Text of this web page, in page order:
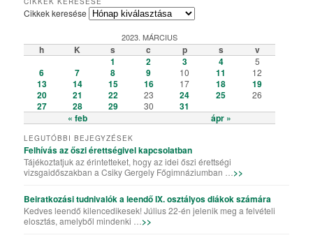
Cikkek keresése
2023. MÁRCIUS
h K s c p s v
« feb ápr »
1 2 3 4 5
6 7 8 9 10 11 12
13 14 15 16 17 18
19
20
21 22 23 24 25 26
27 28 29 30 31
LEGUTÓBBI BEJEGYZÉSEK
Felhívás az őszi érettségivel kapcsolatban
Tájékoztatjuk az érintetteket, hogy az idei őszi érettségi
vizsgaidőszakban a Csiky Gergely Főgimnáziumban … >>
Beiratkozási tudnivalók a leendő IX. osztályos diákok számára
Kedves leendő kilencedikesek! Július 22-én jelenik meg a felvételi
elosztás, amelyből mindenki … >>